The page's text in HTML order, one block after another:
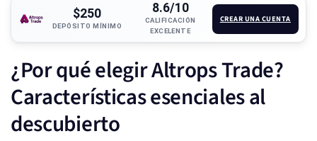
$250
DEPÓSITO MÍNIMO
8.6/10
CALIFICACIÓN
EXCELENTE
CREAR UNA CUENTA
¿Por qué elegir Altrops Trade?
Características esenciales al
descubierto